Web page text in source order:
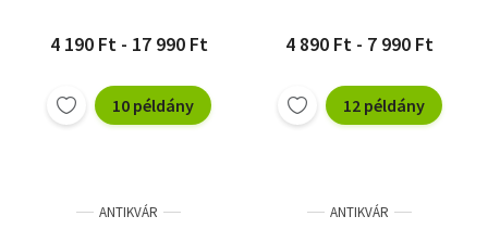
4 190 Ft - 17 990 Ft
10 példány
4 890 Ft - 7 990 Ft
12 példány
ANTIKVÁR ANTIKVÁR